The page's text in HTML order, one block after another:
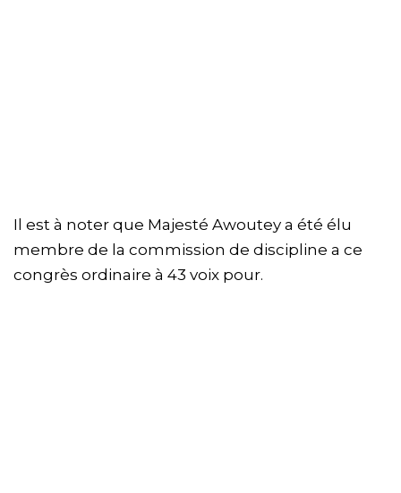
Il est à noter que Majesté Awoutey a été élu
membre de la commission de discipline a ce
congrès ordinaire à 43 voix pour.